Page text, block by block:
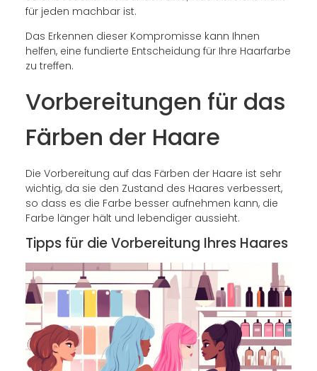
für jeden machbar ist.
Das Erkennen dieser Kompromisse kann Ihnen
helfen, eine fundierte Entscheidung für Ihre Haarfarbe
zu treffen.
Vorbereitungen für das
Färben der Haare
Die Vorbereitung auf das Färben der Haare ist sehr
wichtig, da sie den Zustand des Haares verbessert,
so dass es die Farbe besser aufnehmen kann, die
Farbe länger hält und lebendiger aussieht.
Tipps für die Vorbereitung Ihres Haares